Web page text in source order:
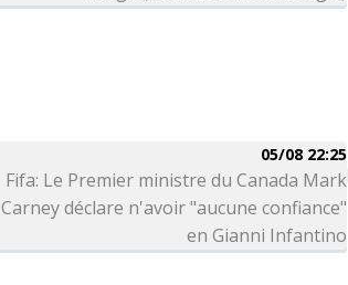
05/08 22:25
Fifa: Le Premier ministre du Canada Mark
Carney déclare n'avoir "aucune confiance"
en Gianni Infantino